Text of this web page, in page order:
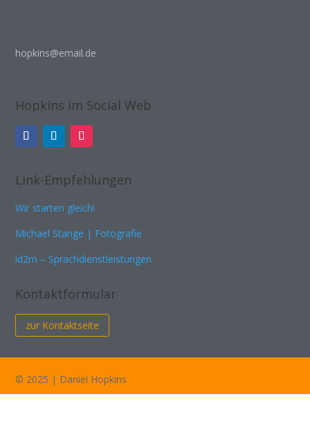
hopkins@email.de
Hopkins im Social Web
Link-Empfehlungen
Wir starten gleich!
Michael Stange | Fotografie
id2m – Sprachdienstleistungen
Kontaktformular
zur Kontaktseite
© 2025 | Daniel Hopkins